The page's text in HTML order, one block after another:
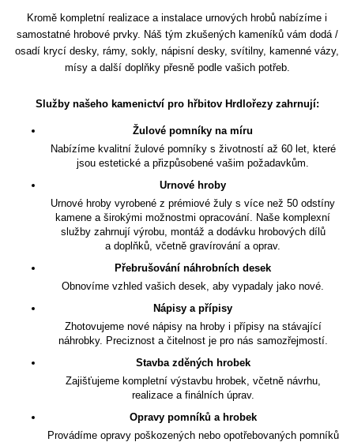
Kromě kompletní realizace a instalace urnových hrobů nabízíme i
samostatné hrobové prvky. Náš tým zkušených kameníků vám dodá /
osadí krycí desky, rámy, sokly, nápisní desky, svítilny, kamenné vázy,
mísy a další doplňky přesně podle vašich potřeb.
Služby našeho kamenictví pro hřbitov Hrdlořezy zahrnují:
Žulové pomníky na míru
Nabízíme kvalitní žulové pomníky s životností až 60 let, které
jsou estetické a přizpůsobené vašim požadavkům.
Urnové hroby
Urnové hroby vyrobené z prémiové žuly s více než 50 odstíny
kamene a širokými možnostmi opracování. Naše komplexní
služby zahrnují výrobu, montáž a dodávku hrobových dílů
a doplňků, včetně gravírování a oprav.
Přebrušování náhrobních desek
Obnovíme vzhled vašich desek, aby vypadaly jako nové.
Nápisy a přípisy
Zhotovujeme nové nápisy na hroby i přípisy na stávající
náhrobky. Preciznost a čitelnost je pro nás samozřejmostí.
Stavba zděných hrobek
Zajišťujeme kompletní výstavbu hrobek, včetně návrhu,
realizace a finálních úprav.
Opravy pomníků a hrobek
Provádíme opravy poškozených nebo opotřebovaných pomníků